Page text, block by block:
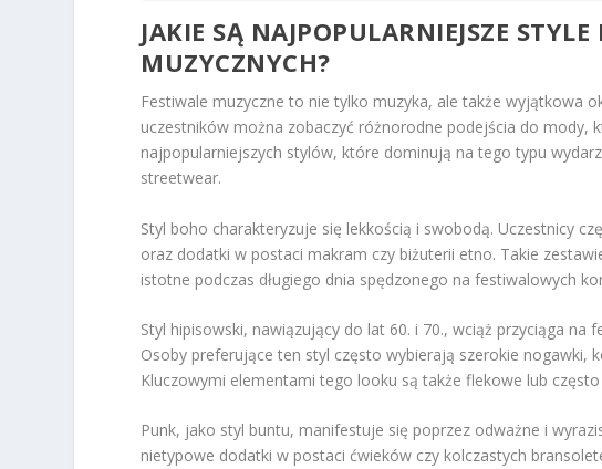
JAKIE SĄ NAJPOPULARNIEJSZE
MUZYCZNYCH?
Festiwale muzyczne to nie tylko muzyka, ale także wyjątkowa
uczestników można zobaczyć różnorodne podejścia do mody,
najpopularniejszych stylów, które dominują na tego typu
streetwear.
Styl boho charakteryzuje się lekkością i swobodą. Uczestnicy
oraz dodatki w postaci makram czy biżuterii etno. Takie
istotne podczas długiego dnia spędzonego na festiwalowych
Styl hipisowski, nawiązujący do lat 60. i 70., wciąż przyciąga
Osoby preferujące ten styl często wybierają szerokie nogawki,
Kluczowymi elementami tego looku są także flekowe lub
Punk, jako styl buntu, manifestuje się poprzez odważne i
nietypowe dodatki w postaci ćwieków czy kolczastych